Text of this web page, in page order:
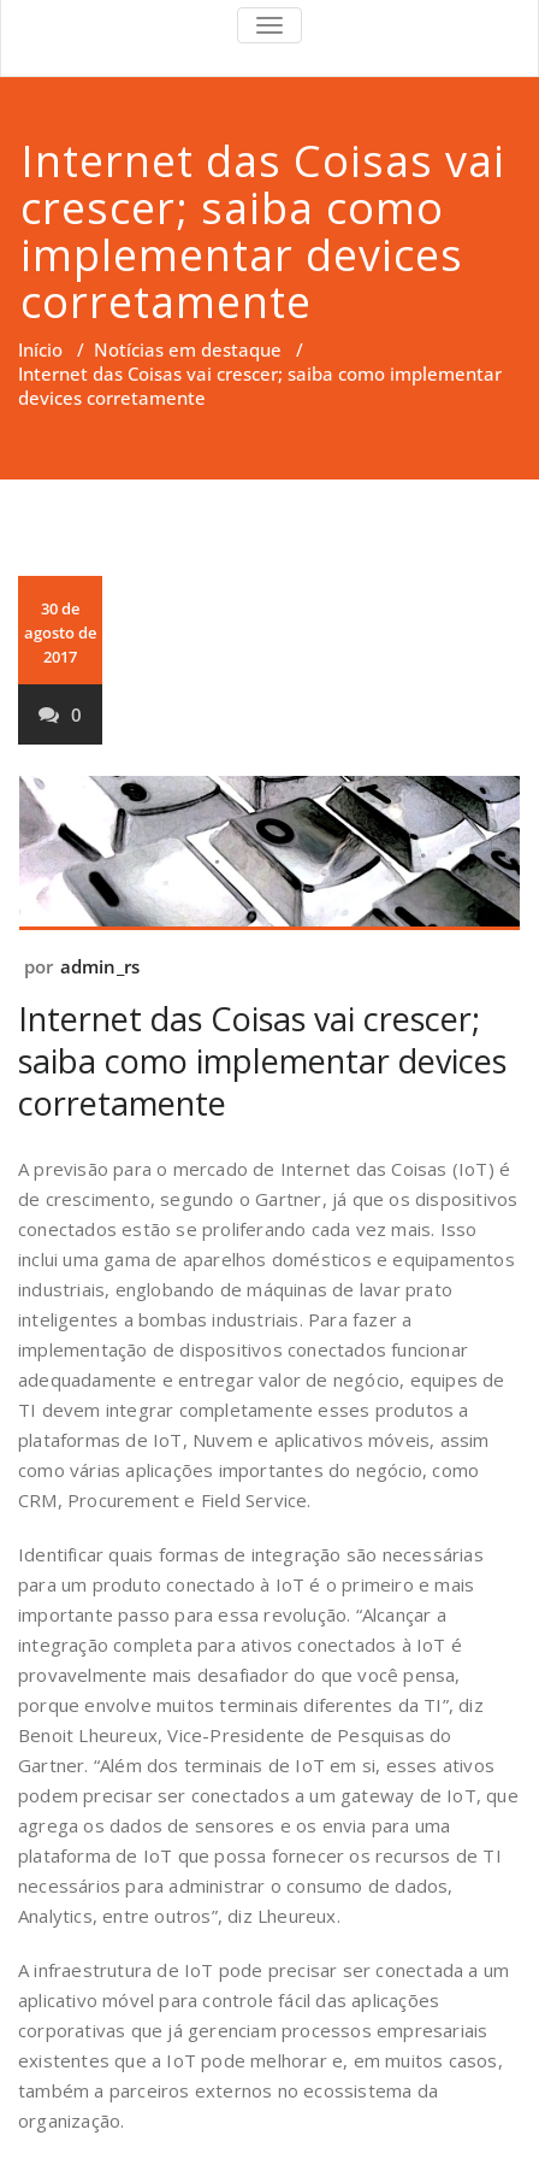
Support
TOGGLE
NAVIGATION
Internet das Coisas vai
crescer; saiba como
implementar devices
corretamente
Início / Notícias em destaque /
Internet das Coisas vai crescer; saiba como implementar
devices corretamente
30 de
agosto de
2017
0
por admin_rs
Internet das Coisas vai crescer;
saiba como implementar devices
corretamente
A previsão para o mercado de Internet das Coisas (IoT) é
de crescimento, segundo o Gartner, já que os dispositivos
conectados estão se proliferando cada vez mais. Isso
inclui uma gama de aparelhos domésticos e equipamentos
industriais, englobando de máquinas de lavar prato
inteligentes a bombas industriais. Para fazer a
implementação de dispositivos conectados funcionar
adequadamente e entregar valor de negócio, equipes de
TI devem integrar completamente esses produtos a
plataformas de IoT, Nuvem e aplicativos móveis, assim
como várias aplicações importantes do negócio, como
CRM, Procurement e Field Service.
Identificar quais formas de integração são necessárias
para um produto conectado à IoT é o primeiro e mais
importante passo para essa revolução. “Alcançar a
integração completa para ativos conectados à IoT é
provavelmente mais desafiador do que você pensa,
porque envolve muitos terminais diferentes da TI”, diz
Benoit Lheureux, Vice-Presidente de Pesquisas do
Gartner. “Além dos terminais de IoT em si, esses ativos
podem precisar ser conectados a um gateway de IoT, que
agrega os dados de sensores e os envia para uma
plataforma de IoT que possa fornecer os recursos de TI
necessários para administrar o consumo de dados,
Analytics, entre outros”, diz Lheureux.
A infraestrutura de IoT pode precisar ser conectada a um
aplicativo móvel para controle fácil das aplicações
corporativas que já gerenciam processos empresariais
existentes que a IoT pode melhorar e, em muitos casos,
também a parceiros externos no ecossistema da
organização.